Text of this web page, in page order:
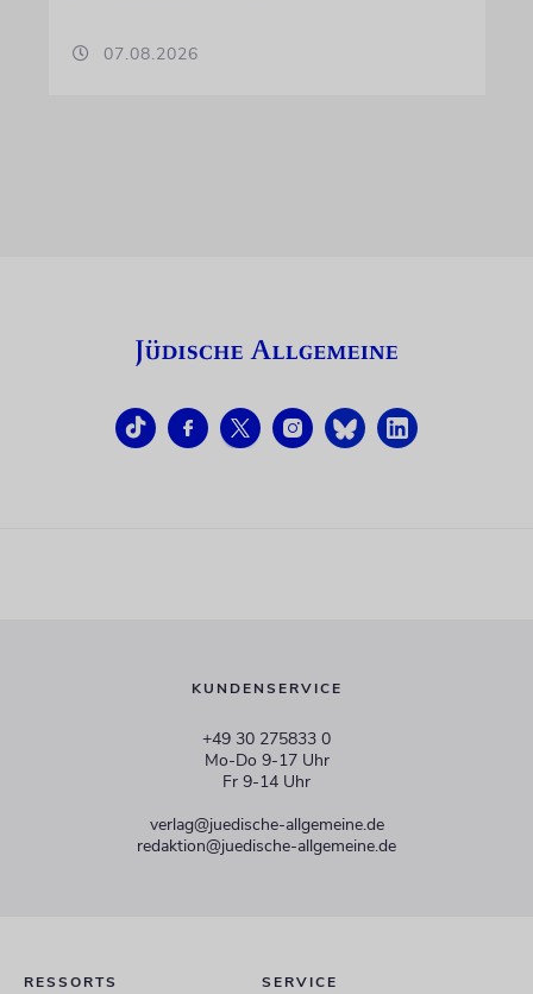
07.08.2026
KUNDENSERVICE
+49 30 275833 0
Mo-Do 9-17 Uhr
Fr 9-14 Uhr
verlag@juedische-allgemeine.de
redaktion@juedische-allgemeine.de
RESSORTS SERVICE